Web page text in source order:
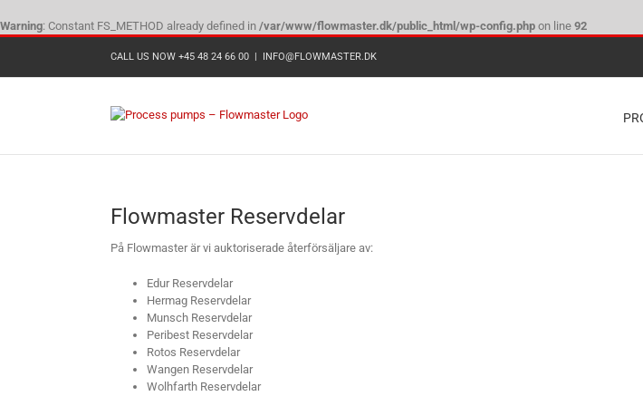
Warning: Constant FS_METHOD already defined in /var/www/flowmaster.dk/public_html/wp-config.php on line 92
content
CALL US NOW +45 48 24 66 00 | INFO@FLOWMASTER.DK
RESERVDELAR
Flowmaster Reservdelar
På Flowmaster är vi auktoriserade återförsäljare av:
Edur Reservdelar
Hermag Reservdelar
Munsch Reservdelar
Peribest Reservdelar
Rotos Reservdelar
Wangen Reservdelar
Wolhfarth Reservdelar